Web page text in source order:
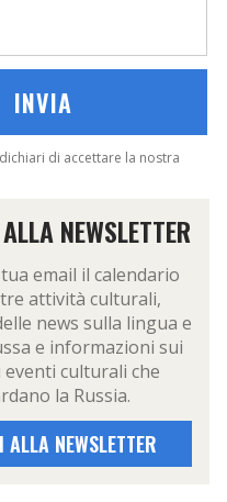
di accettare la nostra
NEWSLETTER
email il calendario
attività culturali,
news sulla lingua e
e informazioni sui
culturali che
la Russia.
NEWSLETTER